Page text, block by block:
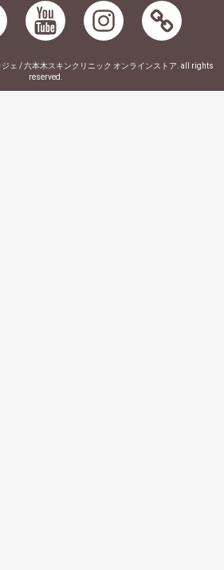
ェ / 六本木スキンクリニック オンラインストア. all rights
reserved.